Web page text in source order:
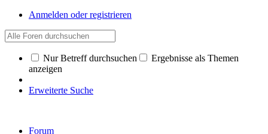
Anmelden oder registrieren
Nur Betreff durchsuchen
Ergebnisse als Themen
anzeigen
Erweiterte Suche
Forum